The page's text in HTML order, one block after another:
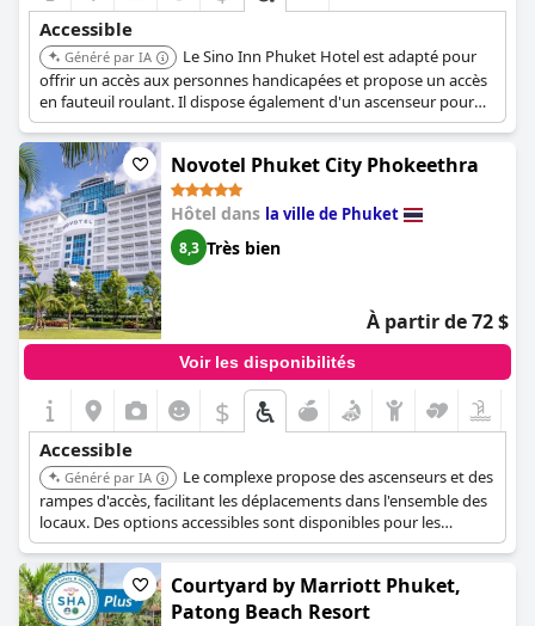
Accessible
Généré par IA
Le Sino Inn Phuket Hotel est adapté pour
offrir un accès aux personnes handicapées et propose un accès
en fauteuil roulant. Il dispose également d'un ascenseur pour
l'accessibilité.
Novotel Phuket City Phokeethra
Hôtel dans la ville de Phuket
8,3 Très bien
À partir de 72 $
Voir les disponibilités
$
Accessible
Généré par IA
Le complexe propose des ascenseurs et des
rampes d'accès, facilitant les déplacements dans l'ensemble des
locaux. Des options accessibles sont disponibles pour les
personnes handicapées et les installations sont conçues pour
assurer un séjour confortable.
Courtyard by Marriott Phuket,
Patong Beach Resort